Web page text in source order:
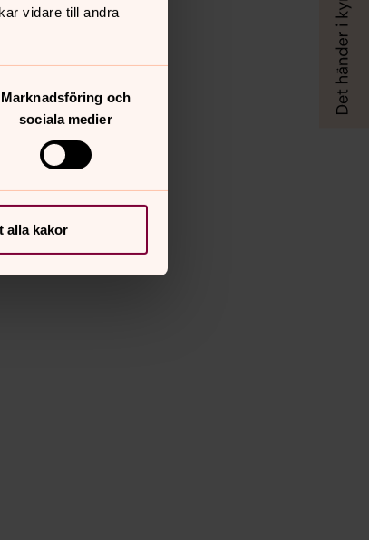
vidare till andra
Marknadsföring och
sociala medier
alla kakor